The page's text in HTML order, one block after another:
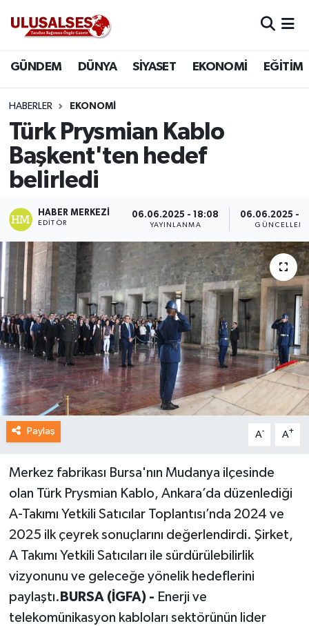
GÜNDEM DÜNYA SİYASET EKONOMİ EĞİTİM
HABERLER EKONOMİ
Türk Prysmian Kablo
Başkent'ten hedef
belirledi
HABER MERKEZI
EDITÖR
06.06.2025 - 18:08
YAYINLANMA
06.06.2025 -
Paylaş A- A+
Merkez fabrikası Bursa'nın Mudanya ilçesinde
olan Türk Prysmian Kablo, Ankara’da düzenlediği
A-Takımı Yetkili Satıcılar Toplantısı’nda 2024 ve
2025 ilk çeyrek sonuçlarını değerlendirdi. Şirket,
A Takımı Yetkili Satıcıları ile sürdürülebilirlik
vizyonunu ve geleceğe yönelik hedeflerini
paylaştı. BURSA (İGFA) - Enerji ve
telekomünikasyon kabloları sektörünün lider
DÜNYA
SİYASET
EKONOMİ
SAĞLIK
MAGAZİN
SPOR
Trafik Durumu
Süper Lig Puan Durumu ve Fikstür
Tüm Manşetler
Haber Arşivi